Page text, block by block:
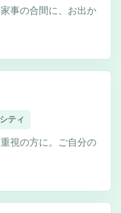
事の合間に、お出か
ティ
視の方に。ご自分の